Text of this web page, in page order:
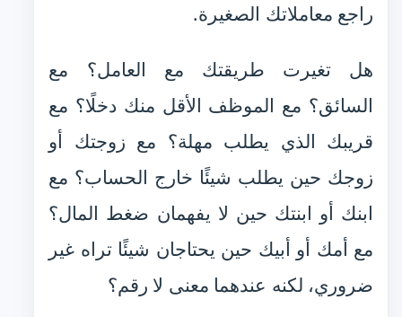
راجع معاملاتك الصغيرة.
هل تغيرت طريقتك مع العامل؟ مع
السائق؟ مع الموظف الأقل منك دخلًا؟ مع
قريبك الذي يطلب مهلة؟ مع زوجتك أو
زوجك حين يطلب شيئًا خارج الحساب؟ مع
ابنك أو ابنتك حين لا يفهمان ضغط المال؟
مع أمك أو أبيك حين يحتاجان شيئًا تراه غير
ضروري، لكنه عندهما معنى لا رقم؟